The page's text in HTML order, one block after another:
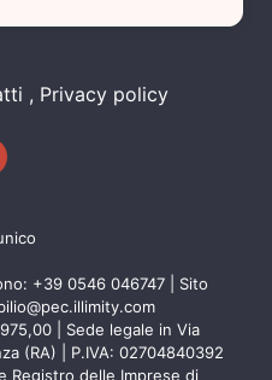
Privacy policy
+39 0546 046747 | Sito
| Sede legale in Via
(RA) | P.IVA: 02704840392
Registro delle Imprese di